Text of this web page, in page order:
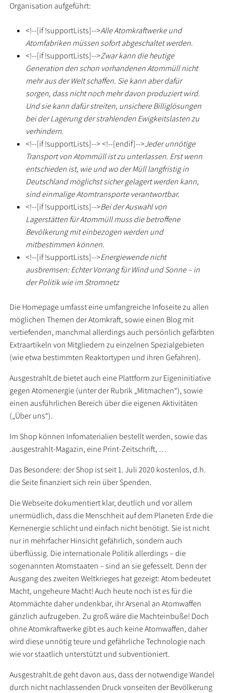
Organisation aufgeführt:
<!--[if !supportLists]-->Alle Atomkraftwerke und
Atomfabriken müssen sofort abgeschaltet werden.
<!--[if !supportLists]-->Zwar kann die heutige
Generation den schon vorhandenen Atommüll nicht
mehr aus der Welt schaffen. Sie kann aber dafür
sorgen, dass nicht noch mehr davon produziert wird.
Und sie kann dafür streiten, unsichere Billiglösungen
bei der Lagerung der strahlenden Ewigkeitslasten zu
verhindern.
<!--[if !supportLists]--> <!--[endif]-->Jeder unnötige
Transport von Atommüll ist zu unterlassen. Erst wenn
entschieden ist, wie und wo der Müll langfristig in
Deutschland möglichst sicher gelagert werden kann,
sind einmalige Atomtransporte verantwortbar.
<!--[if !supportLists]-->Bei der Auswahl von
Lagerstätten für Atommüll muss die betroffene
Bevölkerung mit einbezogen werden und
mitbestimmen können.
<!--[if !supportLists]-->Energiewende nicht
ausbremsen: Echter Vorrang für Wind und Sonne – in
der Politik wie im Stromnetz
Die Homepage umfasst eine umfangreiche Infoseite zu allen
möglichen Themen der Atomkraft, sowie einen Blog mit
vertiefenden, manchmal allerdings auch persönlich gefärbten
Extraartikeln von Mitgliedern zu einzelnen Spezialgebieten
(wie etwa bestimmten Reaktortypen und ihren Gefahren).
Ausgestrahlt.de bietet auch eine Plattform zur Eigeninitiative
gegen Atomenergie (unter der Rubrik „Mitmachen“), sowie
einen ausführlichen Bereich über die eigenen Aktivitäten
(„Über uns“).
Im Shop können Infomaterialien bestellt werden, sowie das
.ausgestrahlt-Magazin, eine Print-Zeitschrift, …
Das Besondere: der Shop ist seit 1. Juli 2020 kostenlos, d.h.
die Seite finanziert sich rein über Spenden.
Die Webseite dokumentiert klar, deutlich und vor allem
unermüdlich, dass die Menschheit auf dem Planeten Erde die
Kernenergie schlicht und einfach nicht benötigt. Sie ist nicht
nur in mehrfacher Hinsicht gefährlich, sondern auch
überflüssig. Die internationale Politik allerdings – die
sogenannten Atomstaaten – sind an sie gefesselt. Denn der
Ausgang des zweiten Weltkrieges hat gezeigt: Atom bedeutet
Macht, ungeheure Macht! Auch heute noch ist es für die
Atommächte daher undenkbar, ihr Arsenal an Atomwaffen
gänzlich aufzugeben. Zu groß wäre die Machteinbuße! Doch
ohne Atomkraftwerke gibt es auch keine Atomwaffen, daher
wird diese unnötig teure und gefährliche Technologie nach
wie vor staatlich unterstützt und subventioniert.
Ausgestrahlt.de geht davon aus, dass der notwendige Wandel
durch nicht nachlassenden Druck vonseiten der Bevölkerung